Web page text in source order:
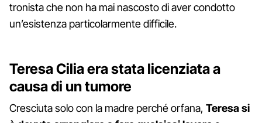
tronista che non ha mai nascosto di aver condotto
un’esistenza particolarmente difficile.
Teresa Cilia era stata licenziata a
causa di un tumore
Cresciuta solo con la madre perché orfana, Teresa si